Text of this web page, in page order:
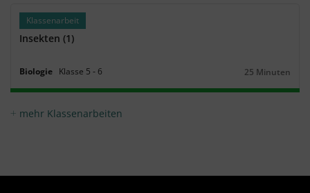
Klassenarbeit
Insekten (1)
Biologie Klasse 5 ‐ 6
Dauer:
25 Minuten
mehr Klassenarbeiten